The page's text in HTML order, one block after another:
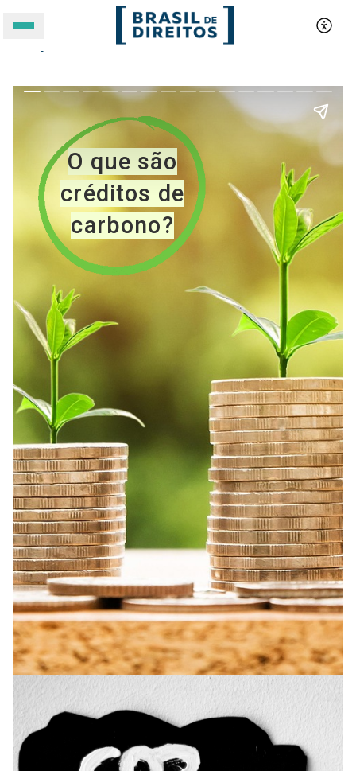
FORMATOS
Apoie a Brasil de Direitos
A [BD] conta as histórias de quem defende
direitos humanos no Brasil. Para continuar,
esse trabalho precisa da sua doação!
O que são créditos de carbono